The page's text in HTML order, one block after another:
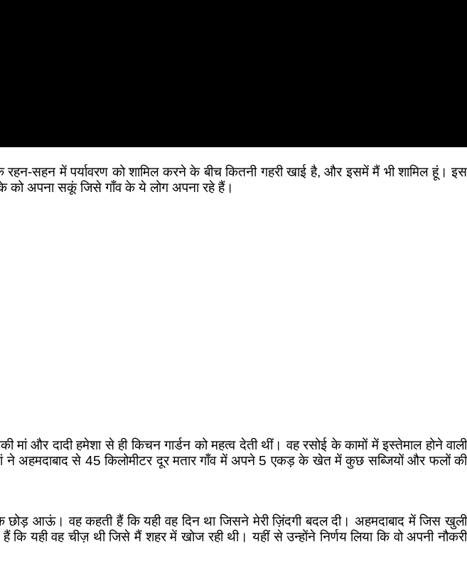
सहन में पर्यावरण को शामिल करने के बीच कितनी गहरी खाई है, और इसमें मैं भी शामिल हूं। इस
को अपना सकूं जिसे गाँव के ये लोग अपना रहे हैं।
मां और दादी हमेशा से ही किचन गार्डन को महत्व देती थीं। वह रसोई के कामों में इस्तेमाल होने वाली
ने अहमदाबाद से 45 किलोमीटर दूर मतार गाँव में अपने 5 एकड़ के खेत में कुछ सब्जियों और फलों की
आऊं। वह कहती हैं कि यही वह दिन था जिसने मेरी ज़िंदगी बदल दी। अहमदाबाद में जिस खुली
कि यही वह चीज़ थी जिसे मैं शहर में खोज रही थी। यहीं से उन्होंने निर्णय लिया कि वो अपनी नौकरी